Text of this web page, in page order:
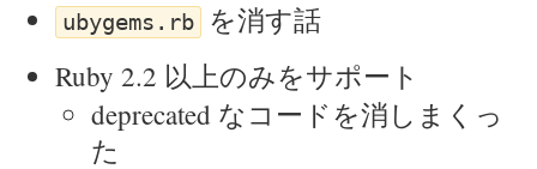
ubygems.rb
を消す話
Ruby 2.2 以上のみをサポート
deprecated なコードを消しまくっ
た